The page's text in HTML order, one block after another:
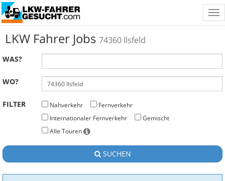
LKW Fahrer Jobs 74360 Ilsfeld
WAS?
WO?
FILTER Nahverkehr
Fernverkehr
Internationaler Fernverkehr
Gemischt
Alle Touren
SUCHEN